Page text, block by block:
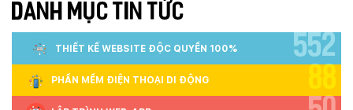
DANH MỤC TIN TỨC
THIẾT KẾ WEBSITE ĐỘC QUYỀN 100% 552
PHẦN MỀM ĐIỆN THOẠI DI ĐỘNG 88